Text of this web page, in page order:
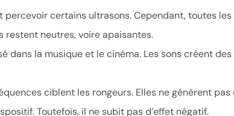
percevoir certains ultrasons. Cependant, toutes
restent neutres, voire apaisantes.
dans la musique et le cinéma. Les sons créent
ciblent les rongeurs. Elles ne génèrent
Toutefois, il ne subit pas d’effet négatif.